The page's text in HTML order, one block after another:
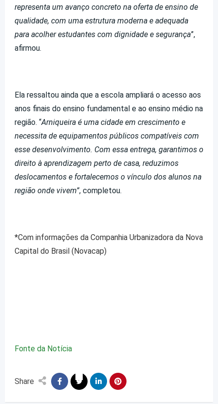
representa um avanço concreto na oferta de ensino de
qualidade, com uma estrutura moderna e adequada
para acolher estudantes com dignidade e segurança”,
afirmou.
Ela ressaltou ainda que a escola ampliará o acesso aos
anos finais do ensino fundamental e ao ensino médio na
região. “Arniqueira é uma cidade em crescimento e
necessita de equipamentos públicos compatíveis com
esse desenvolvimento. Com essa entrega, garantimos o
direito à aprendizagem perto de casa, reduzimos
deslocamentos e fortalecemos o vínculo dos alunos na
região onde vivem”, completou.
*Com informações da Companhia Urbanizadora da Nova
Capital do Brasil (Novacap)
Fonte da Notícia
Share